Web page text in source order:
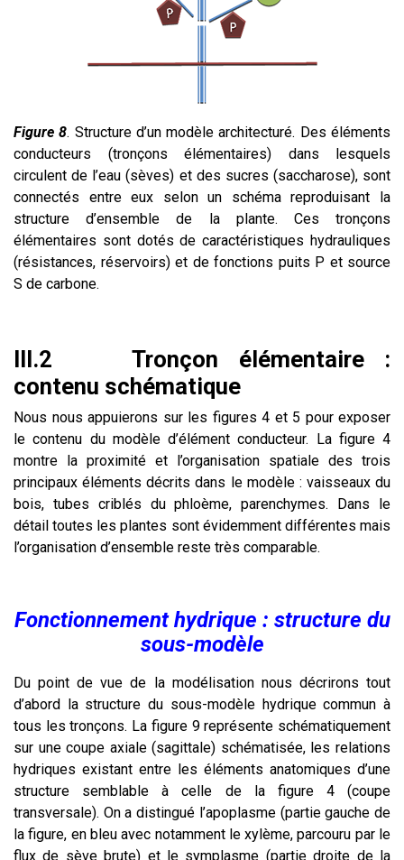
Figure 8. Structure d’un modèle architecturé. Des éléments
conducteurs (tronçons élémentaires) dans lesquels
circulent de l’eau (sèves) et des sucres (saccharose), sont
connectés entre eux selon un schéma reproduisant la
structure d’ensemble de la plante. Ces tronçons
élémentaires sont dotés de caractéristiques hydrauliques
(résistances, réservoirs) et de fonctions puits P et source
S de carbone.
III.2 Tronçon élémentaire :
contenu schématique
Nous nous appuierons sur les figures 4 et 5 pour exposer
le contenu du modèle d’élément conducteur. La figure 4
montre la proximité et l’organisation spatiale des trois
principaux éléments décrits dans le modèle : vaisseaux du
bois, tubes criblés du phloème, parenchymes. Dans le
détail toutes les plantes sont évidemment différentes mais
l’organisation d’ensemble reste très comparable.
Fonctionnement hydrique : structure du
sous-modèle
Du point de vue de la modélisation nous décrirons tout
d’abord la structure du sous-modèle hydrique commun à
tous les tronçons. La figure 9 représente schématiquement
sur une coupe axiale (sagittale) schématisée, les relations
hydriques existant entre les éléments anatomiques d’une
structure semblable à celle de la figure 4 (coupe
transversale). On a distingué l’apoplasme (partie gauche de
la figure, en bleu avec notamment le xylème, parcouru par le
flux de sève brute) et le symplasme (partie droite de la